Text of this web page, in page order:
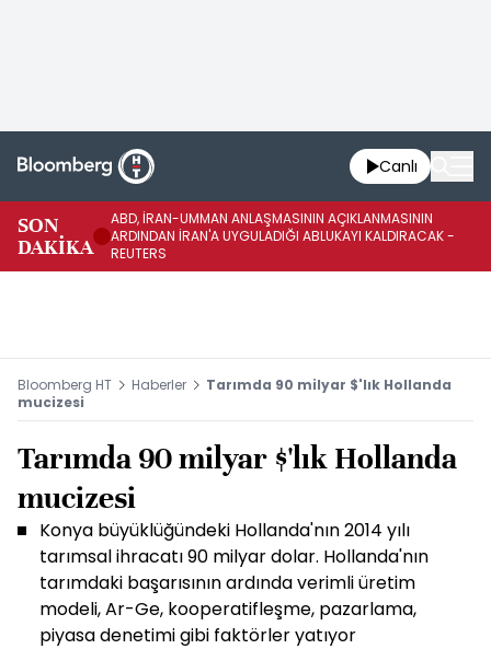
Canlı
SON
DAKİKA
ABD, İRAN-UMMAN ANLAŞMASININ AÇIKLANMASININ
ARDINDAN İRAN'A UYGULADIĞI ABLUKAYI KALDIRACAK -
REUTERS
Bloomberg HT Haberler
Tarımda 90 milyar $'lık Hollanda
mucizesi
Tarımda 90 milyar $'lık Hollanda
mucizesi
Konya büyüklüğündeki Hollanda'nın 2014 yılı
tarımsal ihracatı 90 milyar dolar. Hollanda'nın
tarımdaki başarısının ardında verimli üretim
modeli, Ar-Ge, kooperatifleşme, pazarlama,
piyasa denetimi gibi faktörler yatıyor